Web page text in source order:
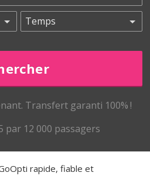
Transfert garanti 100% !
par 12 000 passagers
rapide, fiable et